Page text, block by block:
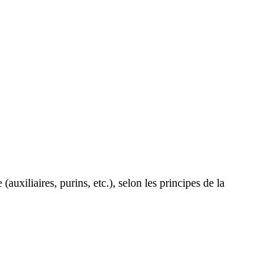
purins, etc.), selon les principes de la